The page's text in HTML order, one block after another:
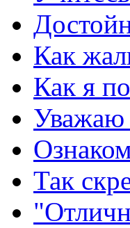
Как
Как я
Уважаю
Так